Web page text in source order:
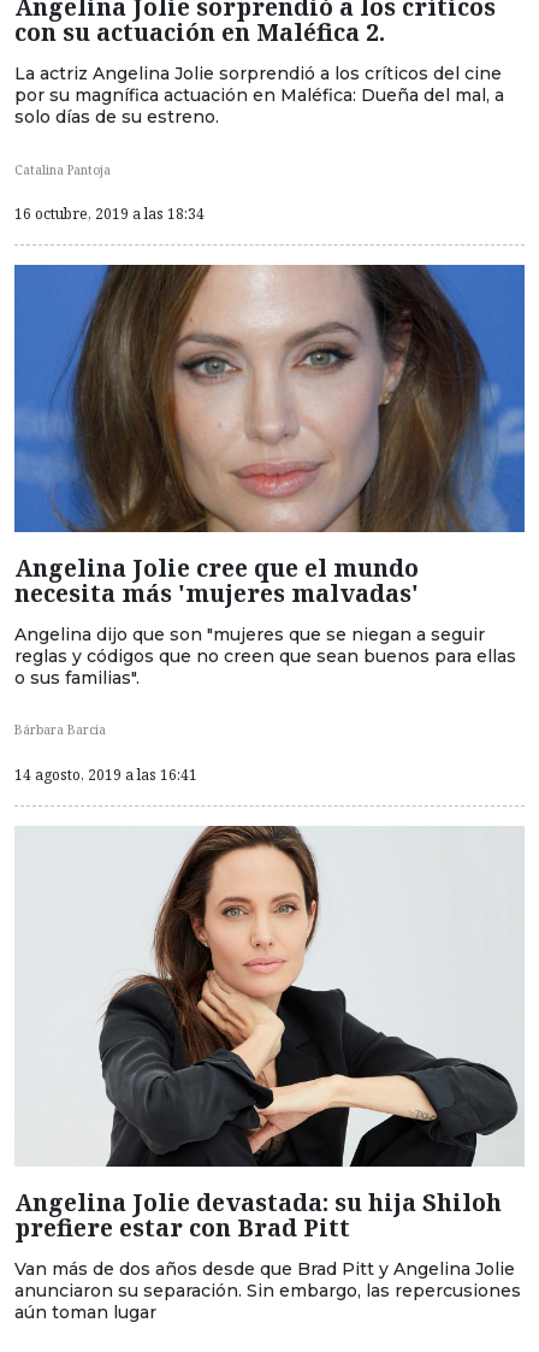
Angelina Jolie sorprendió a los críticos
con su actuación en Maléfica 2.
La actriz Angelina Jolie sorprendió a los críticos del cine
por su magnífica actuación en Maléfica: Dueña del mal, a
solo días de su estreno.
Catalina Pantoja
16 octubre, 2019 a las 18:34
Angelina Jolie cree que el mundo
necesita más 'mujeres malvadas'
Angelina dijo que son "mujeres que se niegan a seguir
reglas y códigos que no creen que sean buenos para ellas
o sus familias".
Bárbara Barcia
14 agosto, 2019 a las 16:41
Angelina Jolie devastada: su hija Shiloh
prefiere estar con Brad Pitt
Van más de dos años desde que Brad Pitt y Angelina Jolie
anunciaron su separación. Sin embargo, las repercusiones
aún toman lugar